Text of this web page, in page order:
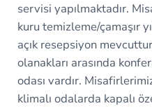
servisi yapılmaktadır.
kuru temizleme/çamaşır
açık resepsiyon
olanakları arasında
odası vardır.
klimalı odalarda kapalı